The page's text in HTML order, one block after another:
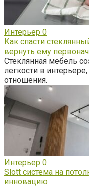
Интерьер 0
Как спасти
вернуть ему
Стеклянная мебель
легкости в
отношения.
Интерьер 0
Slott система на
инновацию